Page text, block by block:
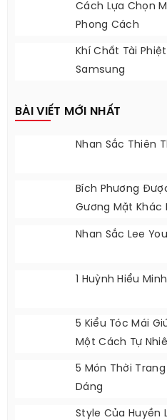
Cách Lựa Chọn
Phong Cách
Khí Chất Tài
Samsung
BÀI VIẾT MỚI NHẤT
Nhan Sắc Thiên
Bích Phương
Gương Mặt Khác
Nhan Sắc Lee
1 Huỳnh Hiểu
5 Kiểu Tóc Mái
Một Cách Tự
5 Món Thời
Dáng
Style Của Huyền